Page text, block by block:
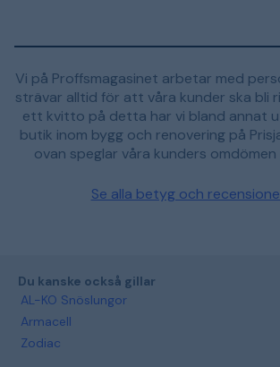
Vi på Proffsmagasinet arbetar med
strävar alltid för att våra kunder ska bli
ett kvitto på detta har vi bland annat
butik inom bygg och renovering på
ovan speglar våra kunders
Se alla betyg och
Du kanske också gillar
AL-KO Snöslungor
Armacell
Zodiac